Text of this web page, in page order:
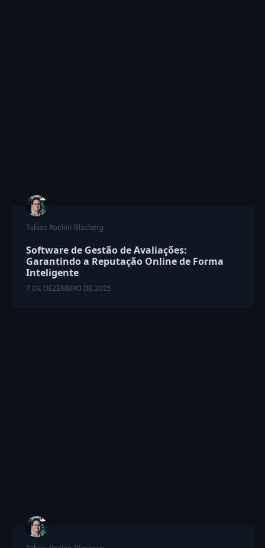
Tobias Roelen-Blasberg
Software de Gestão de Avaliações:
Garantindo a Reputação Online de Forma
Inteligente
7 DE DEZEMBRO DE 2025